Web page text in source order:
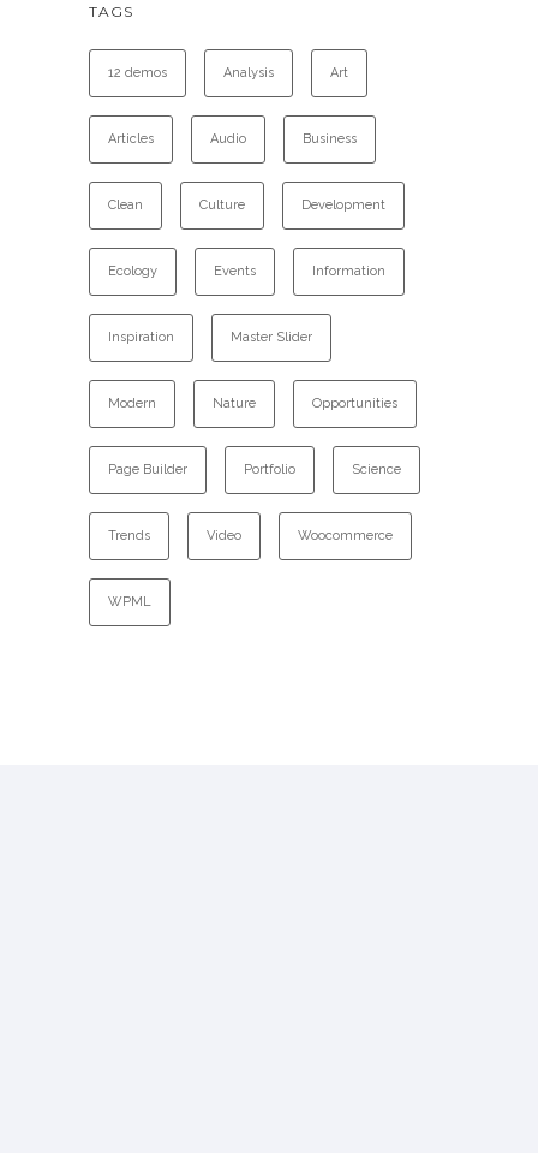
TAGS
12 demos Analysis Art
Articles Audio Business
Clean Culture Development
Ecology Events Information
Inspiration Master Slider
Modern Nature Opportunities
Page Builder Portfolio Science
Trends Video Woocommerce
WPML